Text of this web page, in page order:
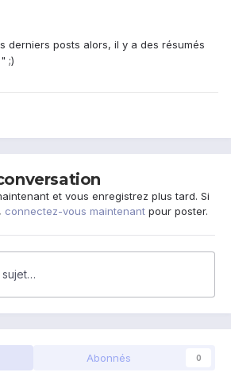
derniers posts alors, il y a des résumés
;)
et vous enregistrez plus tard. Si
connectez-vous maintenant pour poster.
Abonnés 0